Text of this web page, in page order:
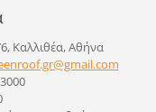
Καλλιθέα, Αθήνα